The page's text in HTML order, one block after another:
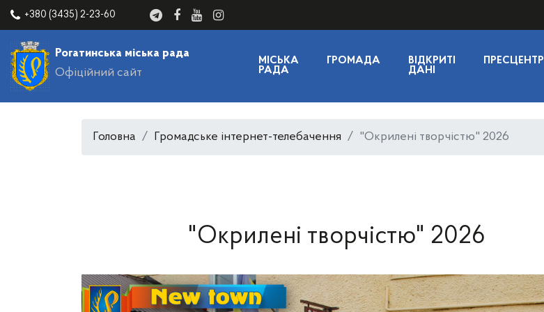
+380 (3435) 2-23-60
Рогатинська міська рада
Офіційний сайт
МІСЬКА
РАДА
ГРОМАДА
ВІДКРИТІ
ДАНІ
ПРЕСЦЕНТР
Головна Громадське інтернет-телебачення "Окрилені творчістю" 2026
"Окрилені творчістю" 2026